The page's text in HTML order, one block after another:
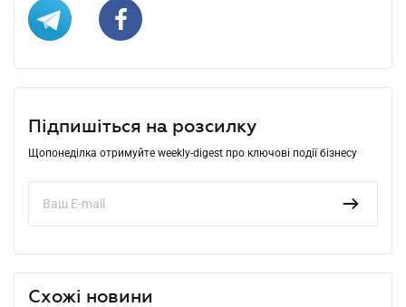
Підпишіться на розсилку
Щопонеділка отримуйте weekly-digest про ключові події бізнесу
Схожі новини